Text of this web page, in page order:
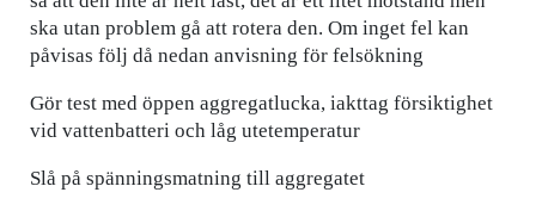
ska utan problem gå att rotera den. Om inget fel kan
påvisas följ då nedan anvisning för felsökning
Gör test med öppen aggregatlucka, iakttag försiktighet
vid vattenbatteri och låg utetemperatur
Slå på spänningsmatning till aggregatet